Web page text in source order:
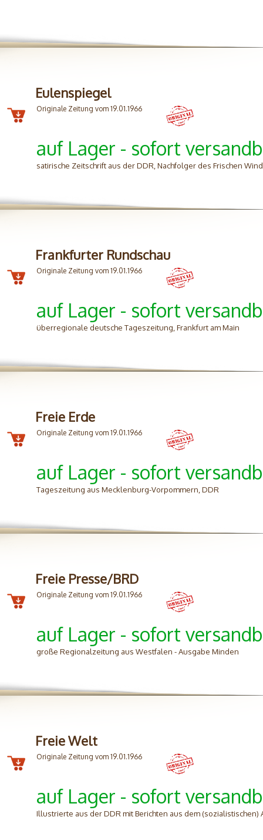
Eulenspiegel
Originale Zeitung vom 19.01.1966
auf Lager - sofort
satirische Zeitschrift aus der DDR, Nachfolger des Frischen
Frankfurter Rundschau
Originale Zeitung vom 19.01.1966
auf Lager - sofort
überregionale deutsche Tageszeitung, Frankfurt am Main
Freie Erde
Originale Zeitung vom 19.01.1966
auf Lager - sofort
Tageszeitung aus Mecklenburg-Vorpommern, DDR
Freie Presse/BRD
Originale Zeitung vom 19.01.1966
auf Lager - sofort
große Regionalzeitung aus Westfalen - Ausgabe Minden
Freie Welt
Originale Zeitung vom 19.01.1966
auf Lager - sofort
Illustrierte aus der DDR mit Berichten aus dem